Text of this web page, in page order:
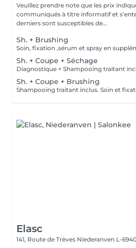
Veuillez prendre note que les prix
communiqués à titre informatif et
derniers sont susceptibles de...
Sh. + Brushing
Soin, fixation ,sérum et spray en
Sh. + Coupe + Séchage
Sh. + Coupe + Brushing
Shampooing traitant inclus. Soin et
Elasc
141, Route de Trèves Niederanven L-